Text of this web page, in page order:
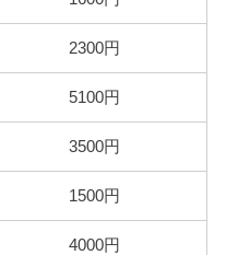
2300円
5100円
3500円
1500円
4000円